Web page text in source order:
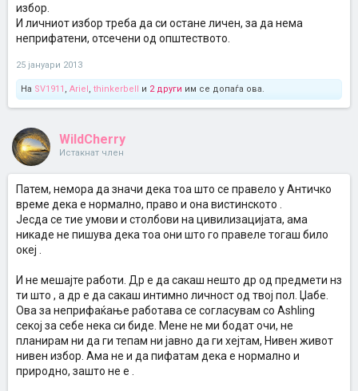
избор.
И личниот избор треба да си остане личен, за да нема
неприфатени, отсечени од општеството.
25 јануари 2013
На SV1911 , Ariel, thinkerbell и 2 други им се допаѓа ова.
WildCherry
Истакнат член
Патем, немора да значи дека тоа што се правело у Античко
време дека е нормално, право и она вистинското .
Јесда се тие умови и столбови на цивилизацијата, ама
никаде не пишува дека тоа они што го правеле тогаш било
океј .
И не мешајте работи. Др е да сакаш нешто др од предмети нз
ти што , а др е да сакаш интимно личност од твој пол. Џабе.
Ова за неприфаќање работава се согласувам со Ashling
секој за себе нека си биде. Мене не ми бодат очи, не
планирам ни да ги тепам ни јавно да ги хејтам, Нивен живот
нивен избор. Ама не и да пифатам дека е нормално и
природно, зашто не е .